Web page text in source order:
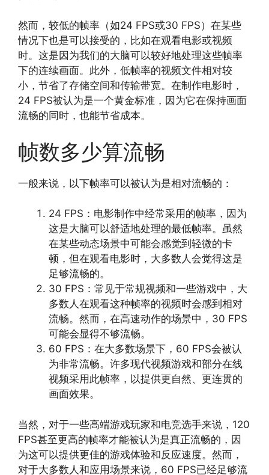
然而，较低的帧率（如24 FPS或30 FPS）在某些
情况下也是可以接受的，比如在观看电影或视频
时。这是因为我们的大脑可以较好地处理这些帧率
下的连续画面。此外，低帧率的视频文件相对较
小，节省了存储空间和传输带宽。在制作电影时，
24 FPS被认为是一个黄金标准，因为它在保持画面
流畅的同时，也能节省成本。
帧数多少算流畅
一般来说，以下帧率可以被认为是相对流畅的：
24 FPS：电影制作中经常采用的帧率，因为
这是大脑可以舒适地处理的最低帧率。虽然
在某些动态场景中可能会感觉到轻微的卡
顿，但在观看电影时，大多数人会觉得这是
足够流畅的。
30 FPS：常见于常规视频和一些游戏中，大
多数人在观看这种帧率的视频时会感到相对
流畅。然而，在高速动作的场景中，30 FPS
可能会显得不够流畅。
60 FPS：在大多数场景下，60 FPS会被认
为非常流畅。许多现代视频游戏和部分在线
视频采用此帧率，以提供更自然、更连贯的
画面效果。
当然，对于一些高端游戏玩家和电竞选手来说，120
FPS甚至更高的帧率才能被认为是真正流畅的，因
为这可以提供更佳的游戏体验和反应速度。然而，
对于大多数人和应用场景来说，60 FPS已经足够流